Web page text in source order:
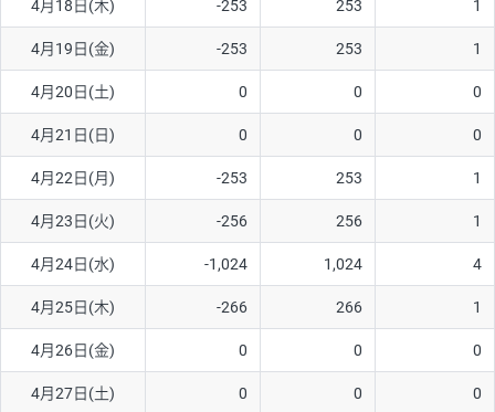
4月18日(木) -253 253 1
4月19日(金) -253 253 1
4月20日(土) 0 0 0
4月21日(日) 0 0 0
4月22日(月) -253 253 1
4月23日(火) -256 256 1
4月24日(水) -1,024 1,024 4
4月25日(木) -266 266 1
4月26日(金) 0 0 0
4月27日(土) 0 0 0